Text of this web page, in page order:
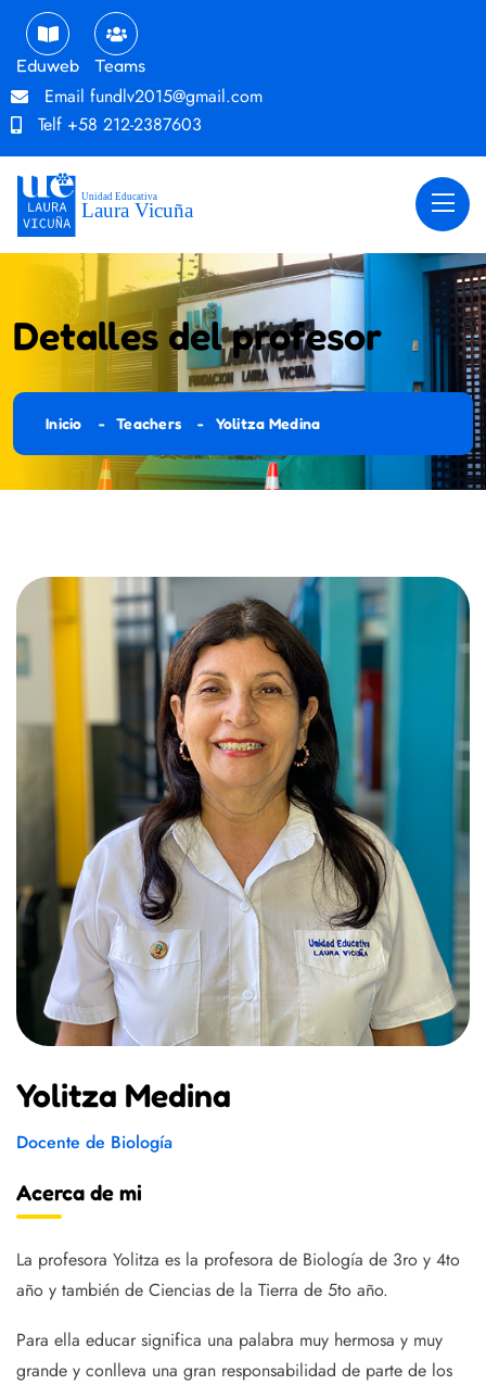
Eduweb Teams
Email fundlv2015@gmail.com
Telf +58 212-2387603
Detalles del profesor
Inicio Teachers Yolitza Medina
Yolitza Medina
Docente de Biología
Acerca de mi
La profesora Yolitza es la profesora de Biología de 3ro y 4to
año y también de Ciencias de la Tierra de 5to año.
Para ella educar significa una palabra muy hermosa y muy
grande y conlleva una gran responsabilidad de parte de los